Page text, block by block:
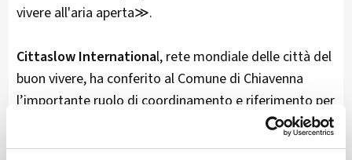
vivere all'aria aperta≫.
Cittaslow International, rete mondiale delle città del
buon vivere, ha conferito al Comune di Chiavenna
l’importante ruolo di coordinamento e riferimento per
ben 266 Cittàslow dislocate in 30 paesi nel mondo.
L'obiettivo primario è di preservare lo spirito delle